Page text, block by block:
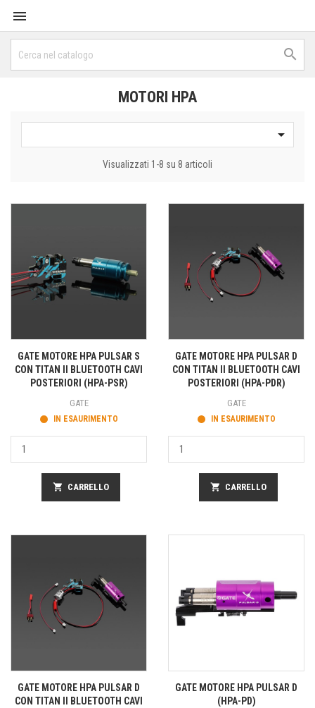


MOTORI HPA

Visualizzati 1-8 su 8 articoli
GATE MOTORE HPA PULSAR S
CON TITAN II BLUETOOTH CAVI
POSTERIORI (HPA-PSR)
GATE
IN ESAURIMENTO
shopping_cart CARRELLO
GATE MOTORE HPA PULSAR D
CON TITAN II BLUETOOTH CAVI
POSTERIORI (HPA-PDR)
GATE
IN ESAURIMENTO
shopping_cart CARRELLO
GATE MOTORE HPA PULSAR D
CON TITAN II BLUETOOTH CAVI
GATE MOTORE HPA PULSAR D
(HPA-PD)